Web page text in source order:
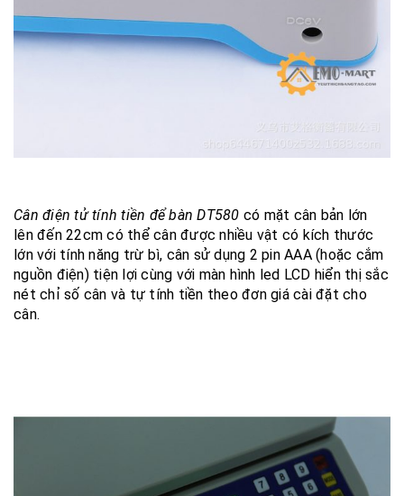
Cân điện tử tính tiền để bàn DT580 có mặt cân bản lớn
lên đến 22cm có thể cân được nhiều vật có kích thước
lớn với tính năng trừ bì, cân sử dụng 2 pin AAA (hoặc cắm
nguồn điện) tiện lợi cùng với màn hình led LCD hiển thị sắc
nét chỉ số cân và tự tính tiền theo đơn giá cài đặt cho
cân.